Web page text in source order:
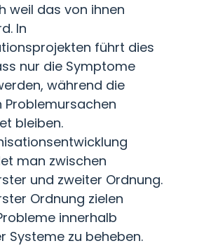
weil das von ihnen
In
führt dies
nur die Symptome
während die
Problemursachen
bleiben.
man zwischen
und zweiter Ordnung.
Ordnung zielen
innerhalb
Systeme zu beheben.